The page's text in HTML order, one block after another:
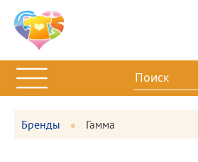
Бренды Гамма